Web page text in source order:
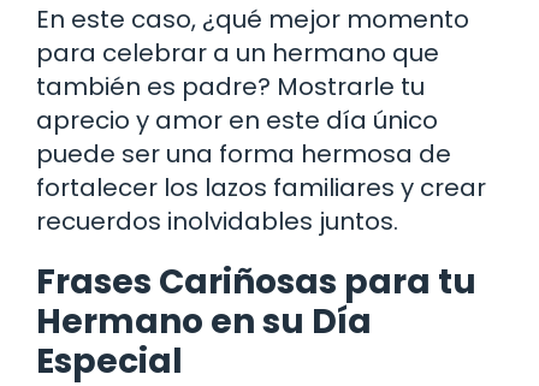
En este caso, ¿qué mejor momento
para celebrar a un hermano que
también es padre? Mostrarle tu
aprecio y amor en este día único
puede ser una forma hermosa de
fortalecer los lazos familiares y crear
recuerdos inolvidables juntos.
Frases Cariñosas para tu
Hermano en su Día
Especial